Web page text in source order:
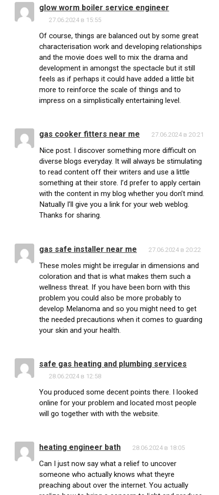
glow worm boiler service engineer
27.06.2024 в 15:55
Of course, things are balanced out by some great
characterisation work and developing relationships
and the movie does well to mix the drama and
development in amongst the spectacle but it still
feels as if perhaps it could have added a little bit
more to reinforce the scale of things and to
impress on a simplistically entertaining level.
gas cooker fitters near me 27.06.2024 в 20:21
Nice post. I discover something more difficult on
diverse blogs everyday. It will always be stimulating
to read content off their writers and use a little
something at their store. I’d prefer to apply certain
with the content in my blog whether you don’t mind.
Natually I’ll give you a link for your web weblog.
Thanks for sharing.
gas safe installer near me 27.06.2024 в 20:22
These moles might be irregular in dimensions and
coloration and that is what makes them such a
wellness threat. If you have been born with this
problem you could also be more probably to
develop Melanoma and so you might need to get
the needed precautions when it comes to guarding
your skin and your health.
safe gas heating and plumbing services
28.06.2024 в 12:58
You produced some decent points there. I looked
online for your problem and located most people
will go together with with the website.
heating engineer bath 28.06.2024 в 18:05
Can I just now say what a relief to uncover
someone who actually knows what theyre
preaching about over the internet. You actually